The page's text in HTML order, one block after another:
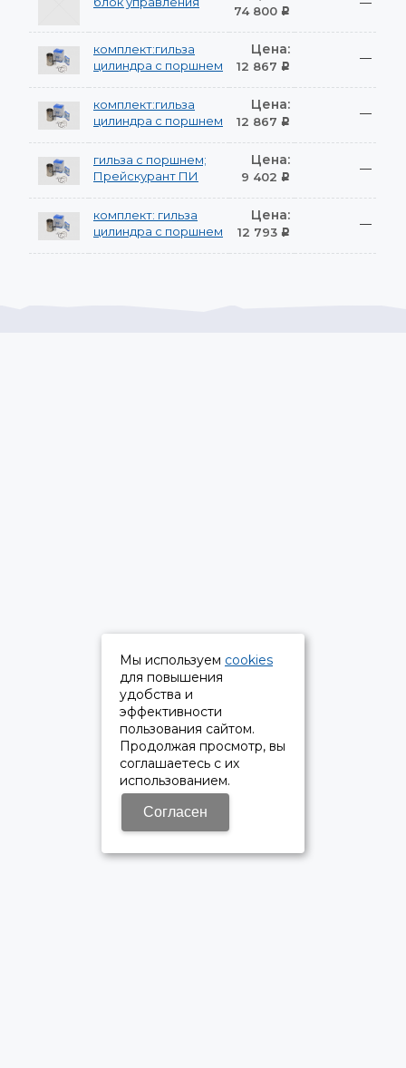
74 800 Р
комплект:гильза
цилиндра с поршнем
Цена:
12 867 Р
—
комплект:гильза
цилиндра с поршнем
Цена:
12 867 Р
—
гильза с поршнем;
Прейскурант ПИ
Цена:
9 402 Р
—
комплект: гильза
цилиндра с поршнем
Цена:
12 793 Р
—
Мы используем cookies
для повышения
удобства и
эффективности
пользования сайтом.
Продолжая просмотр, вы
соглашаетесь с их
использованием.
Согласен